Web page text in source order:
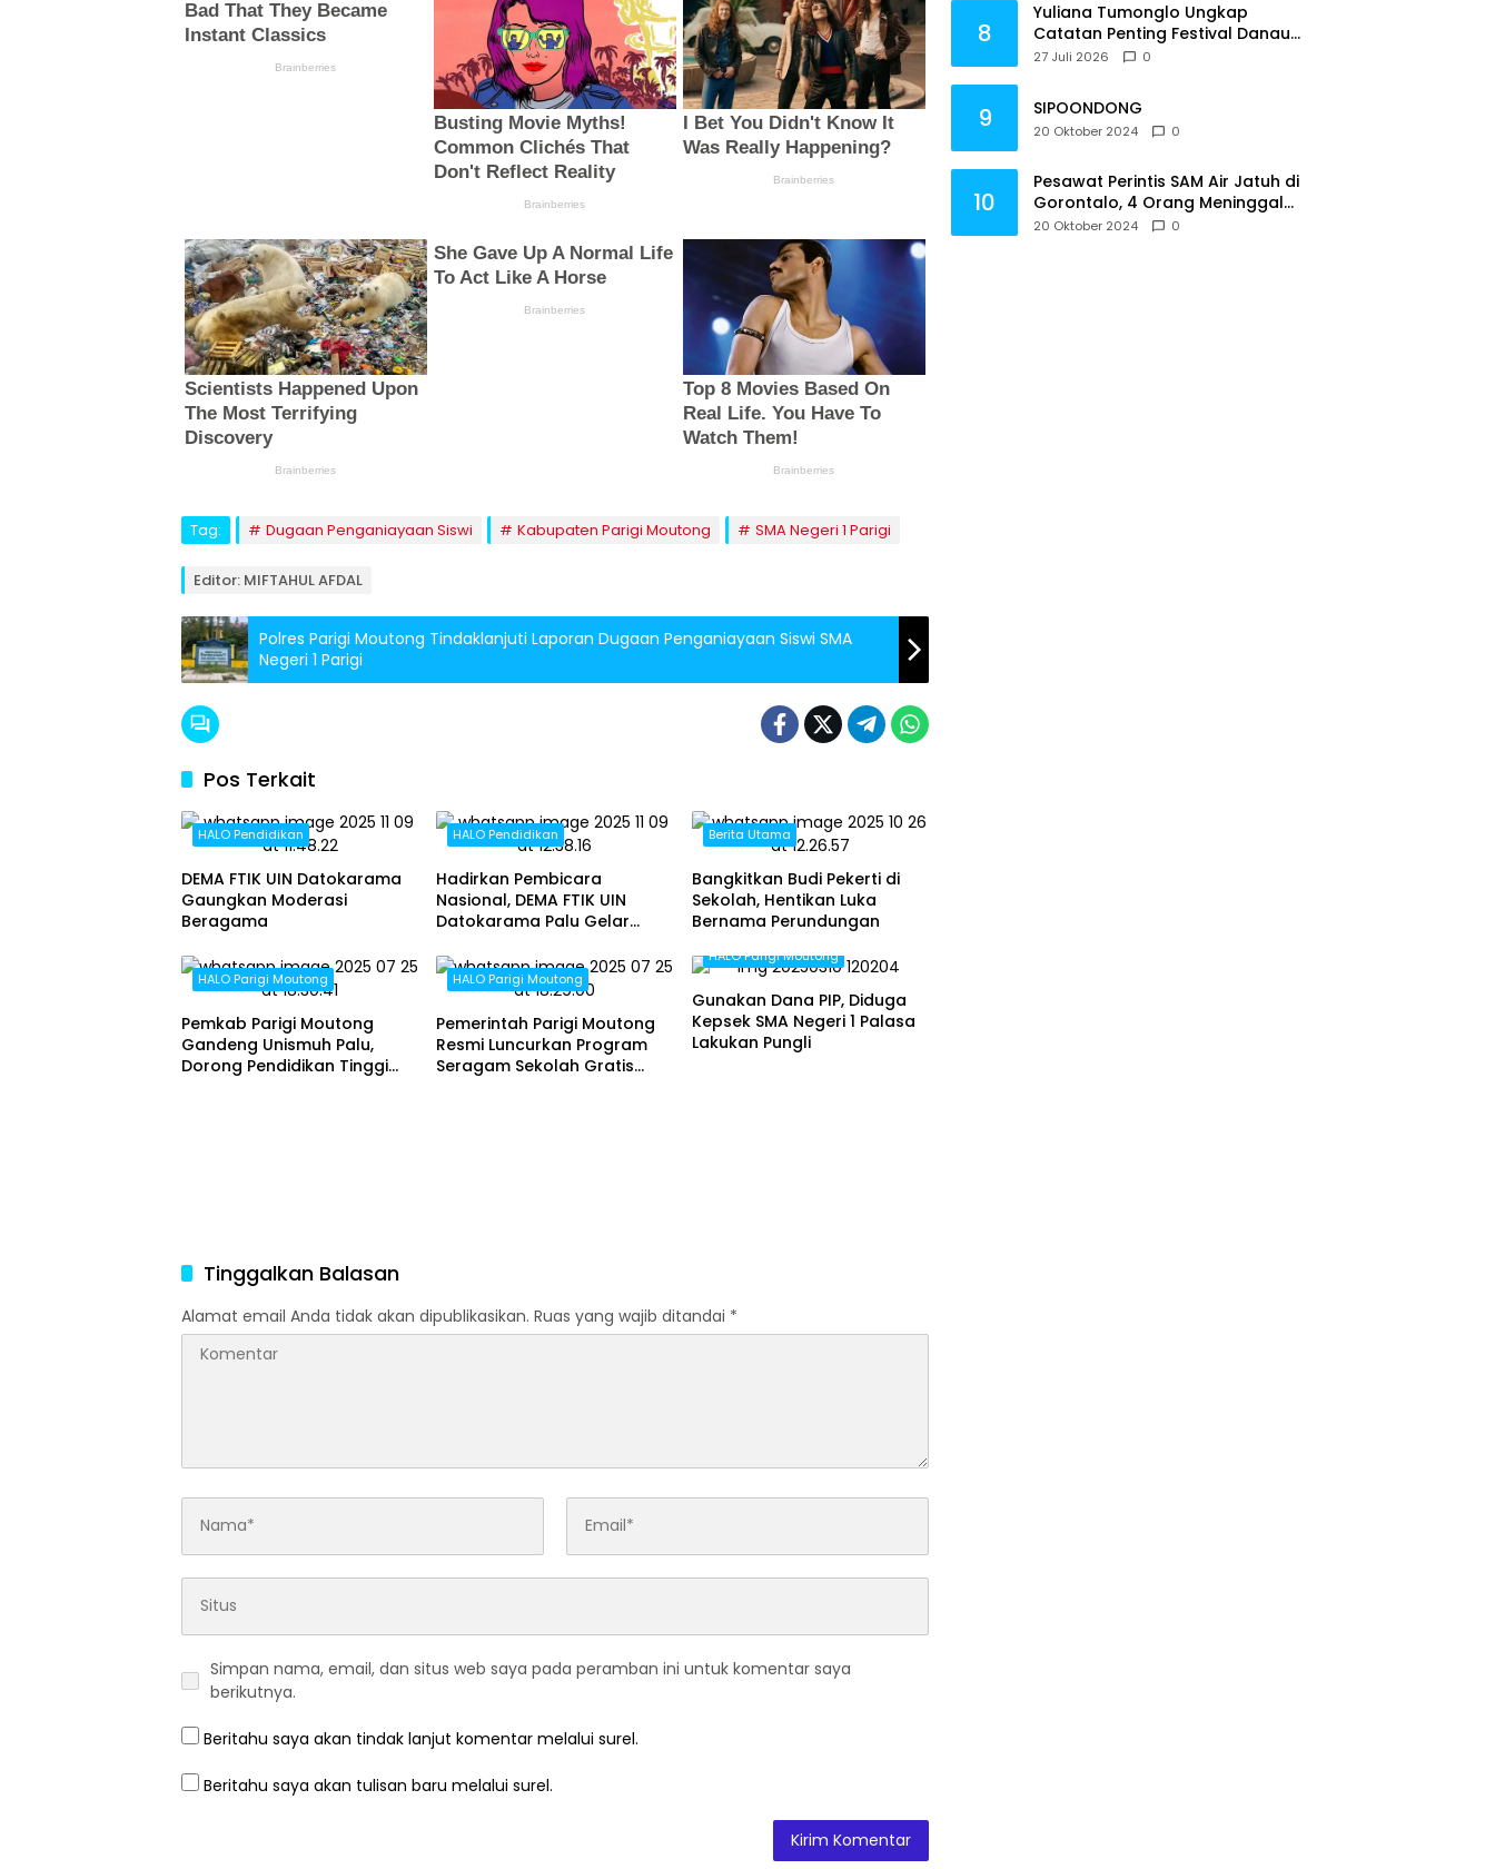
Tag: Dugaan Penganiayaan Siswi Kabupaten Parigi Moutong SMA Negeri 1 Parigi
Editor: MIFTAHUL AFDAL
Polres Parigi Moutong Tindaklanjuti Laporan Dugaan Penganiayaan Siswi SMA
Negeri 1 Parigi
Pos Terkait
HALO Pendidikan
DEMA FTIK UIN Datokarama
Gaungkan Moderasi
Beragama
HALO Pendidikan
Hadirkan Pembicara
Nasional, DEMA FTIK UIN
Datokarama Palu Gelar
Memang Hebat”
Berita Utama
Bangkitkan Budi Pekerti di
Sekolah, Hentikan Luka
Bernama Perundungan
HALO Parigi Moutong
Pemkab Parigi Moutong
Gandeng Unismuh Palu,
Dorong Pendidikan Tinggi
HALO Parigi Moutong
Pemerintah Parigi Moutong
Resmi Luncurkan Program
Seragam Sekolah Gratis
HALO Parigi Moutong
Gunakan Dana PIP, Diduga
Kepsek SMA Negeri 1 Palasa
Lakukan Pungli
Tinggalkan Balasan
Alamat email Anda tidak akan dipublikasikan. Ruas yang wajib ditandai *
Simpan nama, email, dan situs web saya pada peramban ini untuk komentar saya
berikutnya.
Beritahu saya akan tindak lanjut komentar melalui surel.
Beritahu saya akan tulisan baru melalui surel.
8
Yuliana Tumonglo Ungkap
Catatan Penting Festival Danau
Lindu: Parkir hingga Toilet Harus
27 Juli 2026 0
9 SIPOONDONG
20 Oktober 2024 0
10
Pesawat Perintis SAM Air Jatuh di
Gorontalo, 4 Orang Meninggal
Dunia
20 Oktober 2024 0